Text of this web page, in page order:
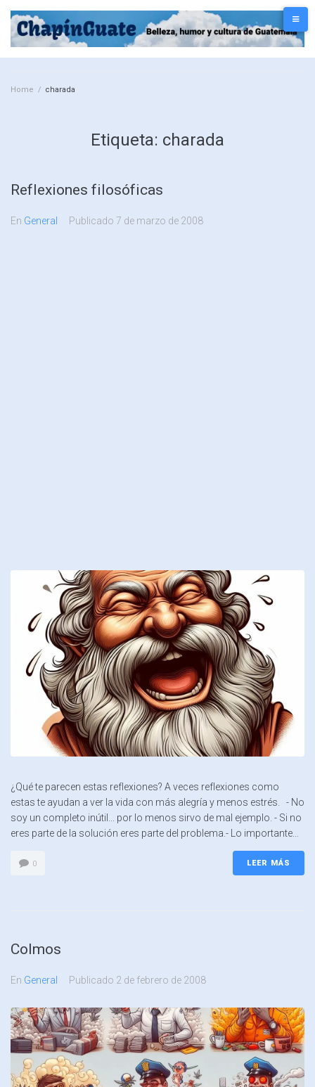
Home / charada
Etiqueta: charada
Reflexiones filosóficas
En General Publicado 7 de marzo de 2008
¿Qué te parecen estas reflexiones? A veces reflexiones como
estas te ayudan a ver la vida con más alegría y menos estrés. - No
soy un completo inútil... por lo menos sirvo de mal ejemplo. - Si no
eres parte de la solución eres parte del problema.- Lo importante...
0 LEER MÁS
Colmos
En General Publicado 2 de febrero de 2008